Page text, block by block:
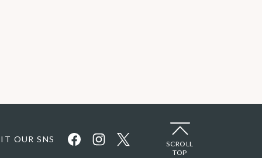
OUR SNS
SCROLL
TOP